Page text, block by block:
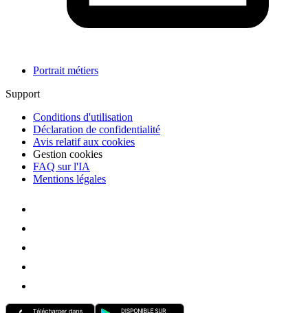
Portrait métiers
Support
Conditions d'utilisation
Déclaration de confidentialité
Avis relatif aux cookies
Gestion cookies
FAQ sur l'IA
Mentions légales